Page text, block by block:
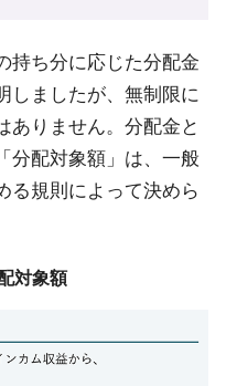
持ち分に応じた分配金
しましたが、無制限に
ありません。分配金と
分配対象額」は、一般
る規則によって決めら
対象額